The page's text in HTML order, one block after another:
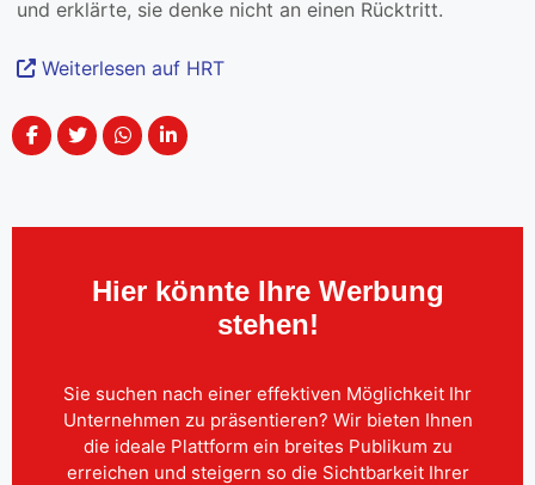
und erklärte, sie denke nicht an einen Rücktritt.
Weiterlesen auf HRT
Hier könnte Ihre Werbung
stehen!
Sie suchen nach einer effektiven Möglichkeit Ihr
Unternehmen zu präsentieren? Wir bieten Ihnen
die ideale Plattform ein breites Publikum zu
erreichen und steigern so die Sichtbarkeit Ihrer